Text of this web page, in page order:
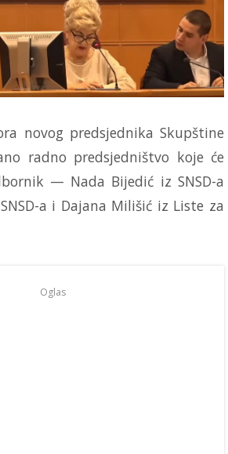
novog predsjednika Skupštine
radno predsjedništvo koje će
— Nada Bijedić iz SNSD-a
a i Dajana Milišić iz Liste za
Oglas